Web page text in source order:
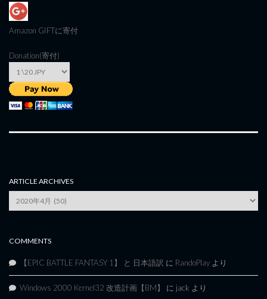
Amazon GIFTに寄付
Donation(寄付)
ARTICLE ARCHIVES
Archives
COMMENTS
【EPIC BATTLE FANTASY 1】 と 日本語訳 に RandoPlay より
Windows 2000 Kernel32 改造計画【BM】 に jack より